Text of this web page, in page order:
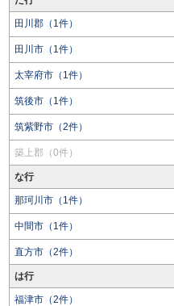
田川郡（1件）
田川市（1件）
太宰府市（1件）
筑後市（1件）
筑紫野市（2件）
築上郡（0件）
な行
那珂川市（1件）
中間市（1件）
直方市（2件）
は行
福津市（2件）